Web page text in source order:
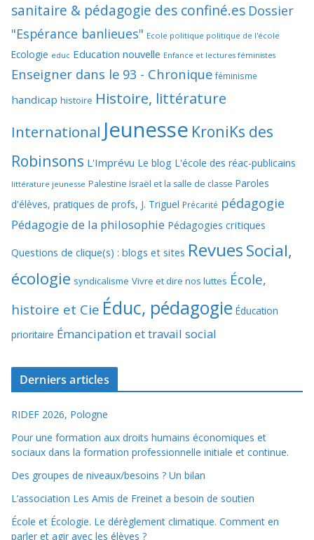
sanitaire & pédagogie des confiné.es Dossier
"Espérance banlieues" Ecole politique politique de l'école
Ecologie educ Education nouvelle Enfance et lectures féministes
Enseigner dans le 93 - Chronique féminisme
handicap histoire Histoire, littérature
International Jeunesse KroniKs des
Robinsons L'Imprévu Le blog L'école des réac-publicains
littérature jeunesse Palestine Israël et la salle de classe Paroles
d'élèves, pratiques de profs, J. Triguel Précarité pédagogie
Pédagogie de la philosophie Pédagogies critiques
Questions de clique(s) : blogs et sites RevuesSocial,
écologie syndicalisme Vivre et dire nos luttes École,
histoire et Cie Éduc, pédagogie Éducation
prioritaire Émancipation et travail social
Derniers articles
RIDEF 2026, Pologne
Pour une formation aux droits humains économiques et
sociaux dans la formation professionnelle initiale et continue.
Des groupes de niveaux/besoins ? Un bilan
L’association Les Amis de Freinet a besoin de soutien
École et Écologie. Le dérèglement climatique. Comment en
parler et agir avec les élèves ?